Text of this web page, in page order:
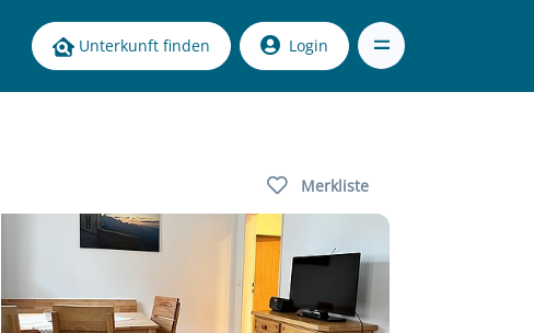
Unterkunft finden Login
Merkliste